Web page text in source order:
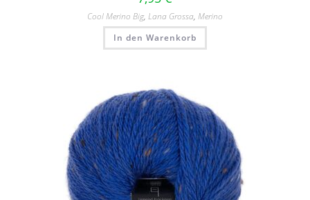
Cool Merino Big, Lana Grossa, Merino
In den Warenkorb